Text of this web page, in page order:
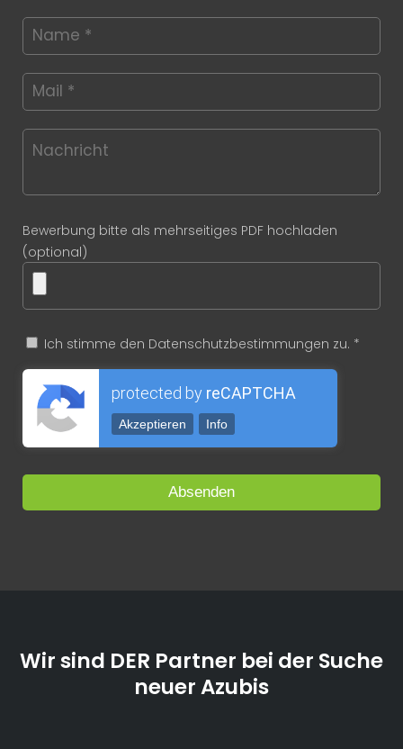
Bewerbung bitte als mehrseitiges PDF hochladen
(optional)
Ich stimme den Datenschutzbestimmungen zu. *
protected by reCAPTCHA
Akzeptieren Info
Wir sind DER Partner bei der Suche
neuer Azubis